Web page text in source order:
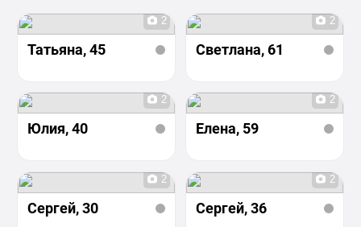
2
Татьяна, 45
2
Светлана, 61
2
Юлия, 40
2
Елена, 59
2
Сергей, 30
2
Сергей, 36